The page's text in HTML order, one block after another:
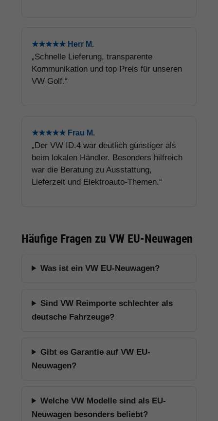
★★★★★ Herr M.
„Schnelle Lieferung, transparente
Kommunikation und top Preis für unseren
VW Golf.“
★★★★★ Frau M.
„Der VW ID.4 war deutlich günstiger als
beim lokalen Händler. Besonders hilfreich
war die Beratung zu Ausstattung,
Lieferzeit und Elektroauto-Themen.“
Häufige Fragen zu VW EU-Neuwagen
Was ist ein VW EU-Neuwagen?
Sind VW Reimporte schlechter als
deutsche Fahrzeuge?
Gibt es Garantie auf VW EU-
Neuwagen?
Welche VW Modelle sind als EU-
Neuwagen besonders beliebt?